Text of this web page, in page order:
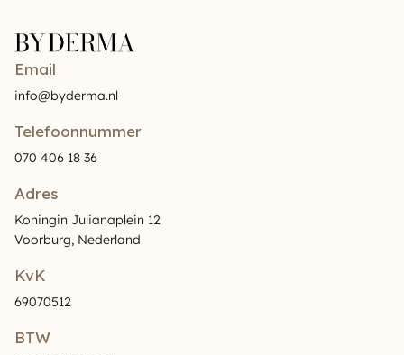
Email
info@byderma.nl
Telefoonnummer
070 406 18 36
Adres
Koningin Julianaplein 12
Voorburg, Nederland
KvK
69070512
BTW